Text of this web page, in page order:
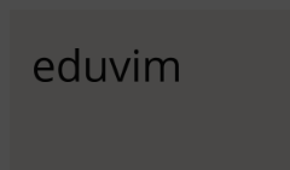
contenido